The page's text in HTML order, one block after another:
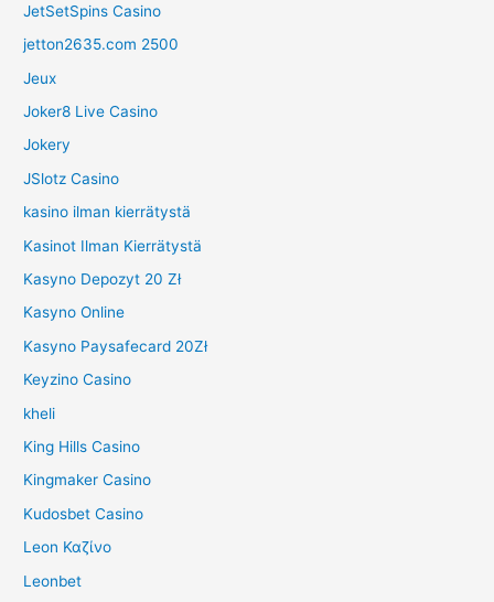
JetSetSpins Casino
jetton2635.com 2500
Jeux
Joker8 Live Casino
Jokery
JSlotz Casino
kasino ilman kierrätystä
Kasinot Ilman Kierrätystä
Kasyno Depozyt 20 Zł
Kasyno Online
Kasyno Paysafecard 20Zł
Keyzino Casino
kheli
King Hills Casino
Kingmaker Casino
Kudosbet Casino
Leon Καζίνο
Leonbet